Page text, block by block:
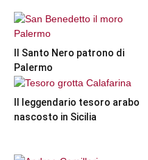
Il Santo Nero patrono di
Palermo
Il leggendario tesoro arabo
nascosto in Sicilia